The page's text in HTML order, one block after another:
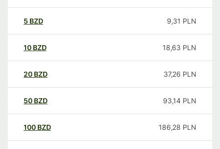
5 BZD 9,31 PLN
10 BZD 18,63 PLN
20 BZD 37,26 PLN
50 BZD 93,14 PLN
100 BZD 186,28 PLN